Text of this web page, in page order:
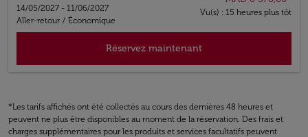
14/05/2027 - 11/06/2027
Aller-retour / Économique
Vu(s) : 15 heures plus tôt
Réservez maintenant
*Les tarifs affichés ont été collectés au cours des dernières 48 heures et
peuvent ne plus être disponibles au moment de la réservation. Des frais et
charges supplémentaires pour les produits et services facultatifs peuvent